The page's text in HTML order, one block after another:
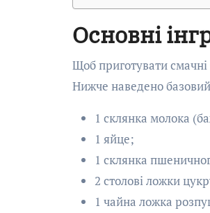
Основні
Щоб приготувати смачні
Нижче наведено
1 склянка молока
1 яйце;
1 склянка
2 столові ложки
1 чайна ложка